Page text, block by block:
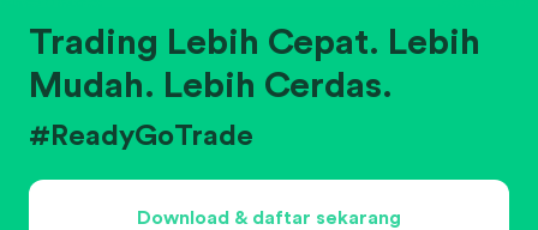
Trading Lebih Cepat. Lebih
Mudah. Lebih Cerdas.
#ReadyGoTrade
Download & daftar sekarang